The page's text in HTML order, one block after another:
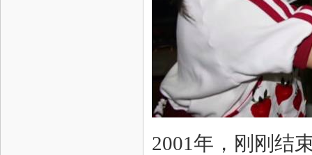
2001年，刚刚结